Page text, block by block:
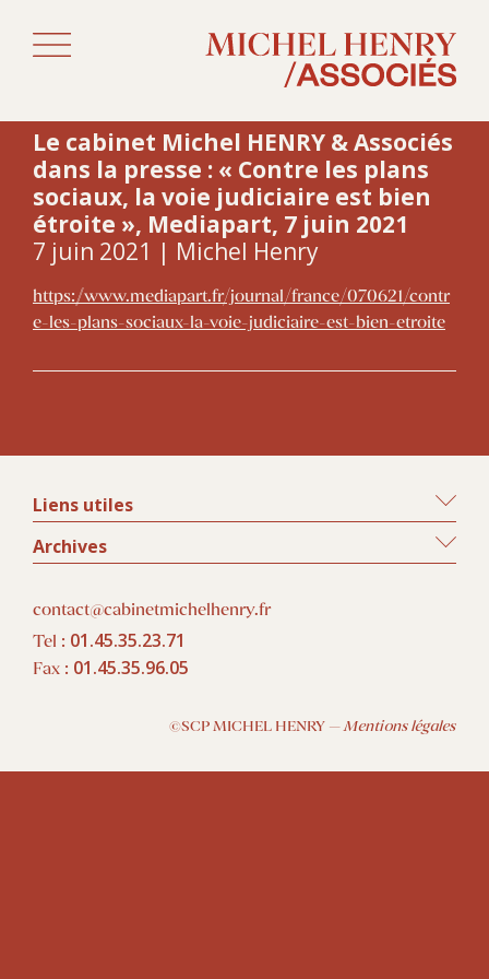
Le cabinet Michel HENRY & Associés
dans la presse : « Contre les plans
sociaux, la voie judiciaire est bien
étroite », Mediapart, 7 juin 2021
7 juin 2021 | Michel Henry
https://www.mediapart.fr/journal/france/070621/contr
e-les-plans-sociaux-la-voie-judiciaire-est-bien-etroite
Liens utiles
Archives
contact@cabinetmichelhenry.fr
Tel : 01.45.35.23.71
Fax : 01.45.35.96.05
©SCP MICHEL HENRY — Mentions légales